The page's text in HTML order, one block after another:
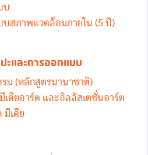
บ
บสภาพแวดล้อมภายใน (5 ปี)
และการออกแบบ
ม (หลักสูตรนานาชาติ)
เดียอาร์ต และอิลลัสเตชั่นอาร์ต
มีเดีย